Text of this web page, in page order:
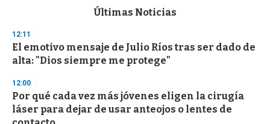
d
s
o
f
3
s
e
c
Últimas Noticias
12:11
El emotivo mensaje de Julio Ríos tras ser dado de
alta: "Dios siempre me protege"
12:00
Por qué cada vez más jóvenes eligen la cirugía
láser para dejar de usar anteojos o lentes de